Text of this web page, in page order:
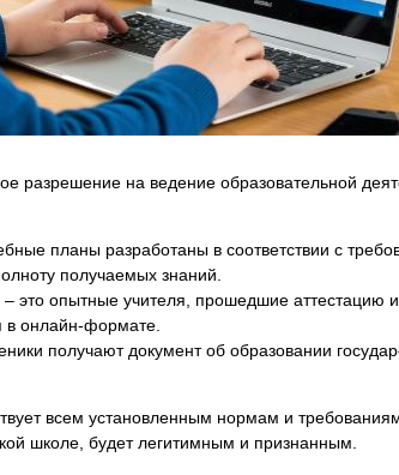
разрешение на ведение образовательной
планы разработаны в соответствии с
получаемых знаний.
– это опытные учителя, прошедшие аттестацию и
в онлайн-формате.
получают документ об образовании
всем установленным нормам и
школе, будет легитимным и признанным.